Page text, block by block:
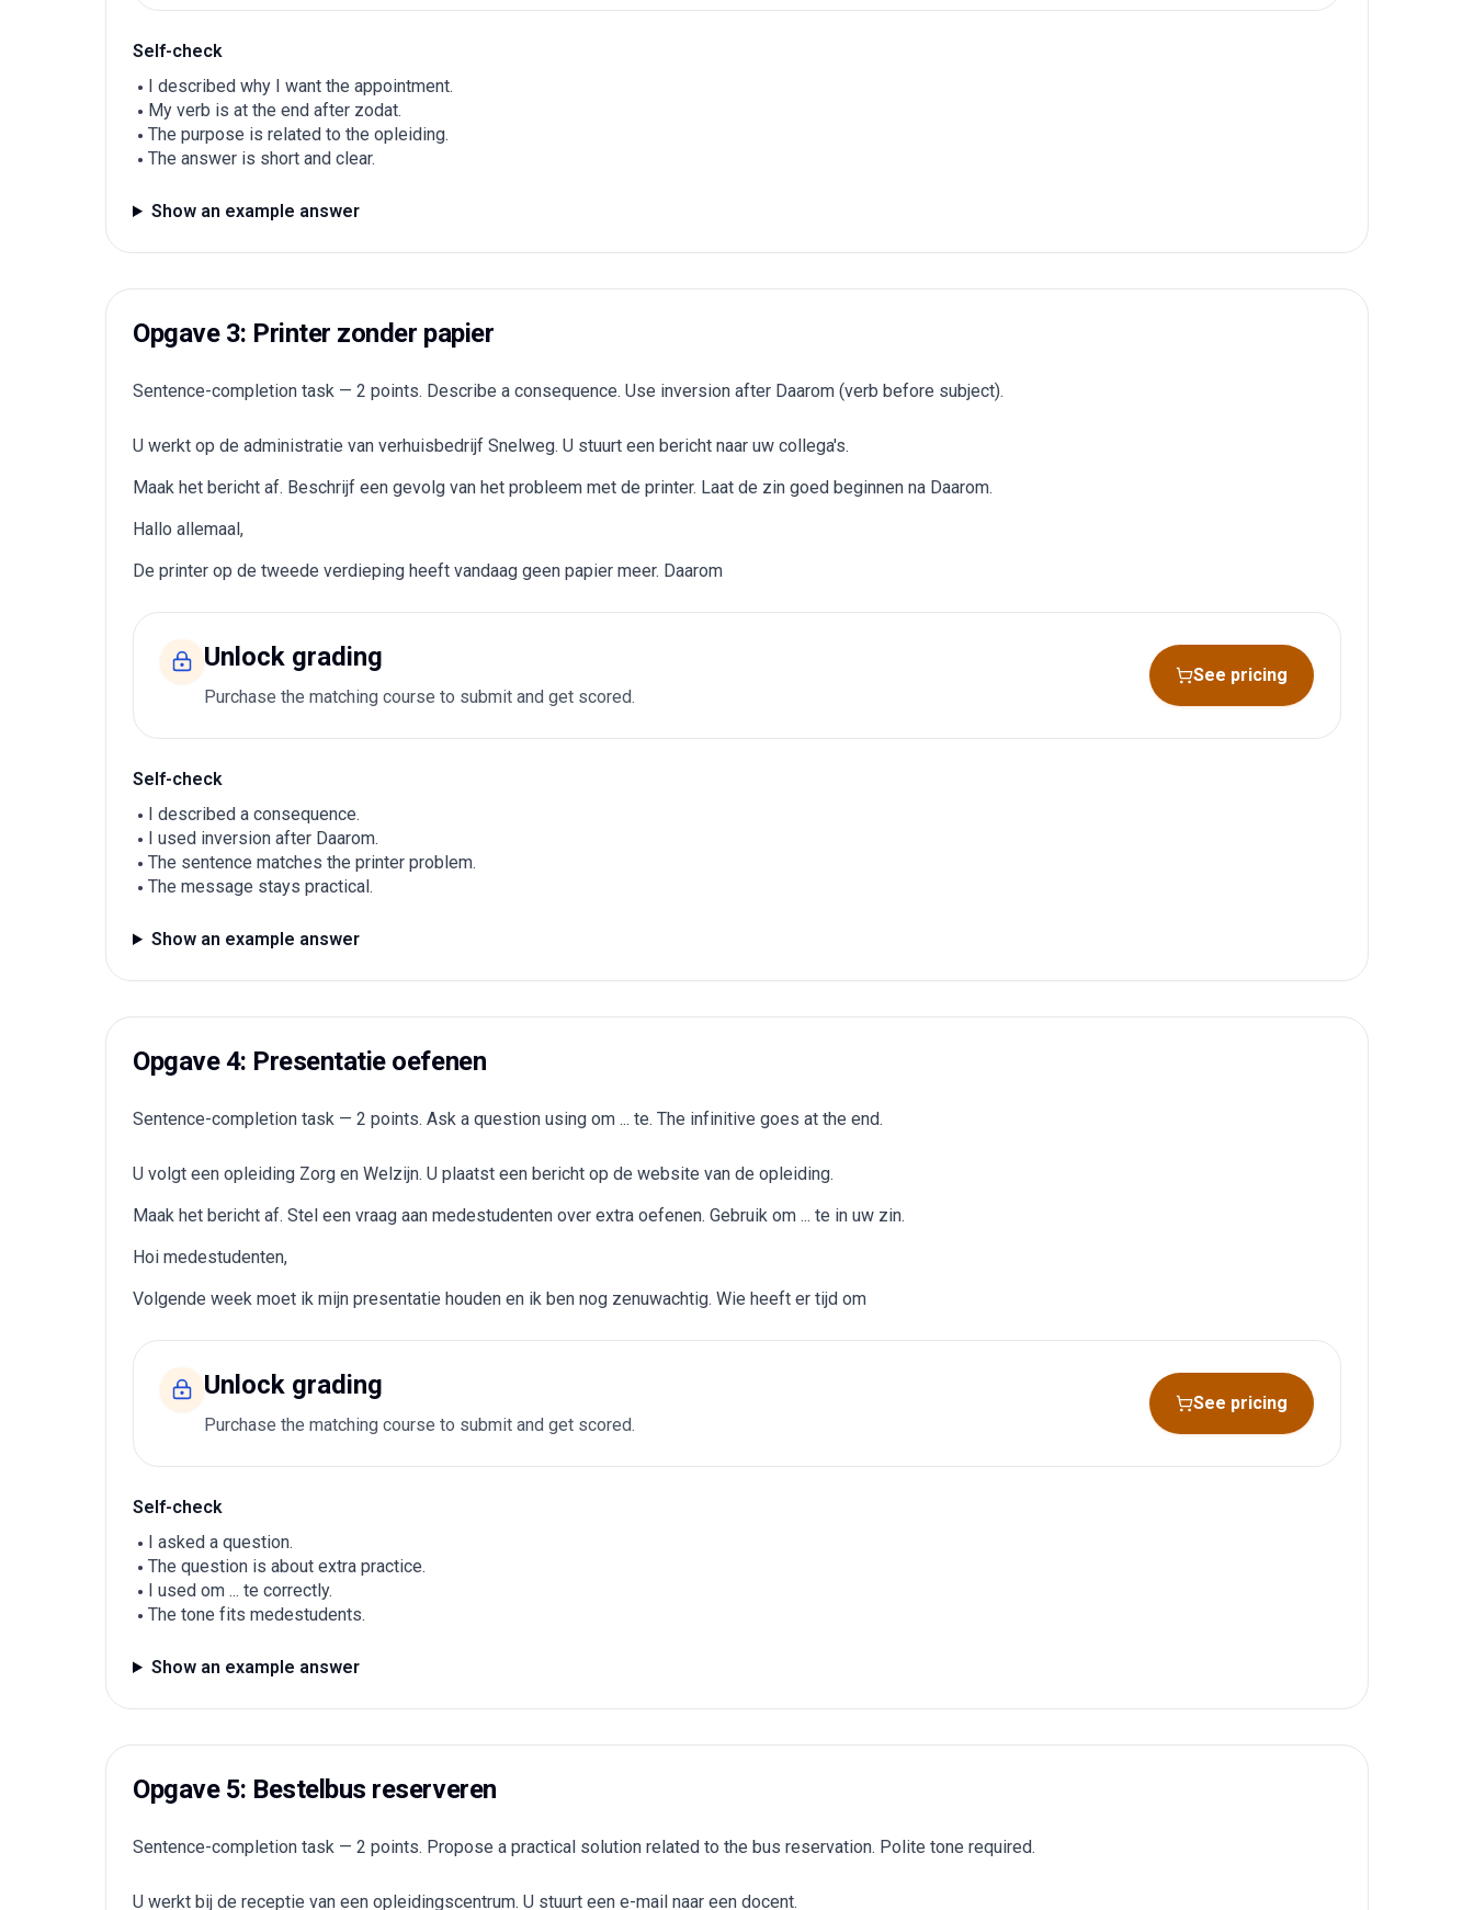
Self-check
I described why I want the appointment.
My verb is at the end after zodat.
The purpose is related to the opleiding.
The answer is short and clear.
Show an example answer
Opgave 3: Printer zonder papier
Sentence-completion task — 2 points. Describe a consequence. Use inversion after Daarom (verb before subject).
U werkt op de administratie van verhuisbedrijf Snelweg. U stuurt een bericht naar uw collega's.
Maak het bericht af. Beschrijf een gevolg van het probleem met de printer. Laat de zin goed beginnen na Daarom.
Hallo allemaal,
De printer op de tweede verdieping heeft vandaag geen papier meer. Daarom
Unlock grading
Purchase the matching course to submit and get scored.
See pricing
Self-check
I described a consequence.
I used inversion after Daarom.
The sentence matches the printer problem.
The message stays practical.
Show an example answer
Opgave 4: Presentatie oefenen
Sentence-completion task — 2 points. Ask a question using om ... te. The infinitive goes at the end.
U volgt een opleiding Zorg en Welzijn. U plaatst een bericht op de website van de opleiding.
Maak het bericht af. Stel een vraag aan medestudenten over extra oefenen. Gebruik om ... te in uw zin.
Hoi medestudenten,
Volgende week moet ik mijn presentatie houden en ik ben nog zenuwachtig. Wie heeft er tijd om
Unlock grading
Purchase the matching course to submit and get scored.
See pricing
Self-check
I asked a question.
The question is about extra practice.
I used om ... te correctly.
The tone fits medestudents.
Show an example answer
Opgave 5: Bestelbus reserveren
Sentence-completion task — 2 points. Propose a practical solution related to the bus reservation. Polite tone required.
U werkt bij de receptie van een opleidingscentrum. U stuurt een e-mail naar een docent.